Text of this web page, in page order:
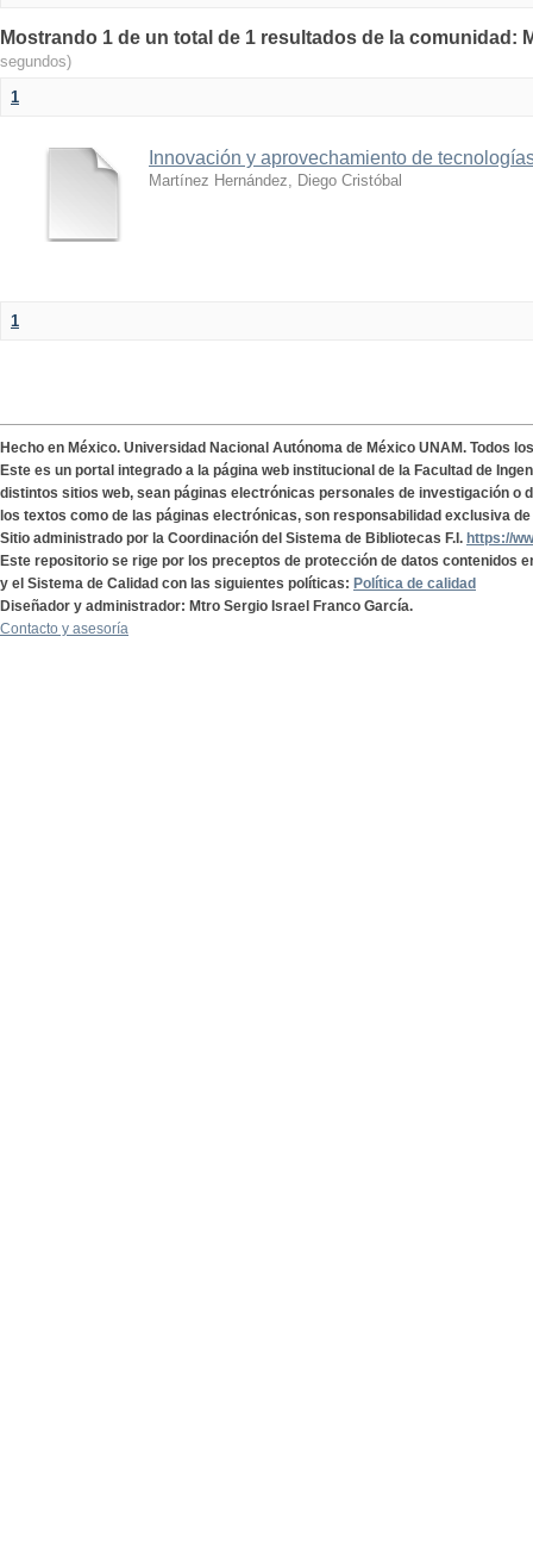
Mostrando 1 de un total de 1 resultados de la comunidad:
segundos)
1
Innovación y aprovechamiento de
Martínez Hernández, Diego Cristóbal
1
Hecho en México. Universidad Nacional Autónoma de México UNAM. Todos
Este es un portal integrado a la página web institucional de la Facultad de
distintos sitios web, sean páginas electrónicas personales de investigación o
los textos como de las páginas electrónicas, son responsabilidad exclusiva
Sitio administrado por la Coordinación del Sistema de Bibliotecas F.I. https://
Este repositorio se rige por los preceptos de protección de datos contenidos
y el Sistema de Calidad con las siguientes políticas: Política de calidad
Diseñador y administrador: Mtro Sergio Israel Franco García.
Contacto y asesoría